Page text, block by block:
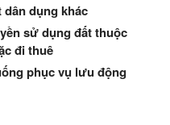
dụng khác
sử dụng đất thuộc
đi thuê
phục vụ lưu động